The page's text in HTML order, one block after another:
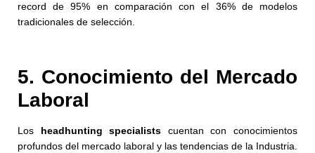
record de 95% en comparación con el 36% de modelos
tradicionales de selección.
5. Conocimiento del Mercado
Laboral
Los headhunting specialists cuentan con conocimientos
profundos del mercado laboral y las tendencias de la Industria.